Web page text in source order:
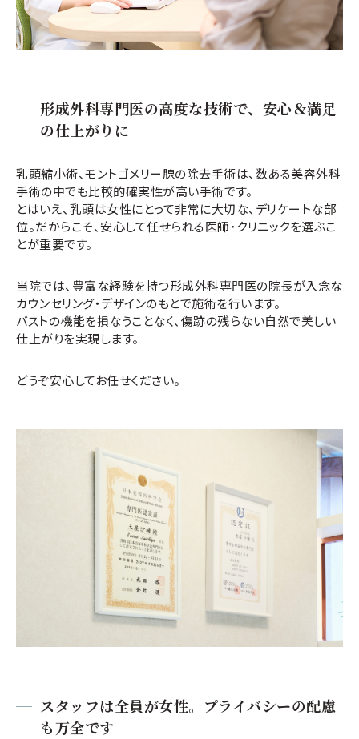
形成外科専門医の高度な技術で、安心＆満足
の仕上がりに
乳頭縮小術、モントゴメリー腺の除去手術は、数ある美容外科
手術の中でも比較的確実性が高い手術です。
とはいえ、乳頭は女性にとって非常に大切な、デリケートな部
位。だからこそ、安心して任せられる医師･クリニックを選ぶこ
とが重要です。
当院では、豊富な経験を持つ形成外科専門医の院長が入念な
カウンセリング・デザインのもとで施術を行います。
バストの機能を損なうことなく、傷跡の残らない自然で美しい
仕上がりを実現します。
どうぞ安心してお任せください。
スタッフは全員が女性。プライバシーの配慮
も万全です